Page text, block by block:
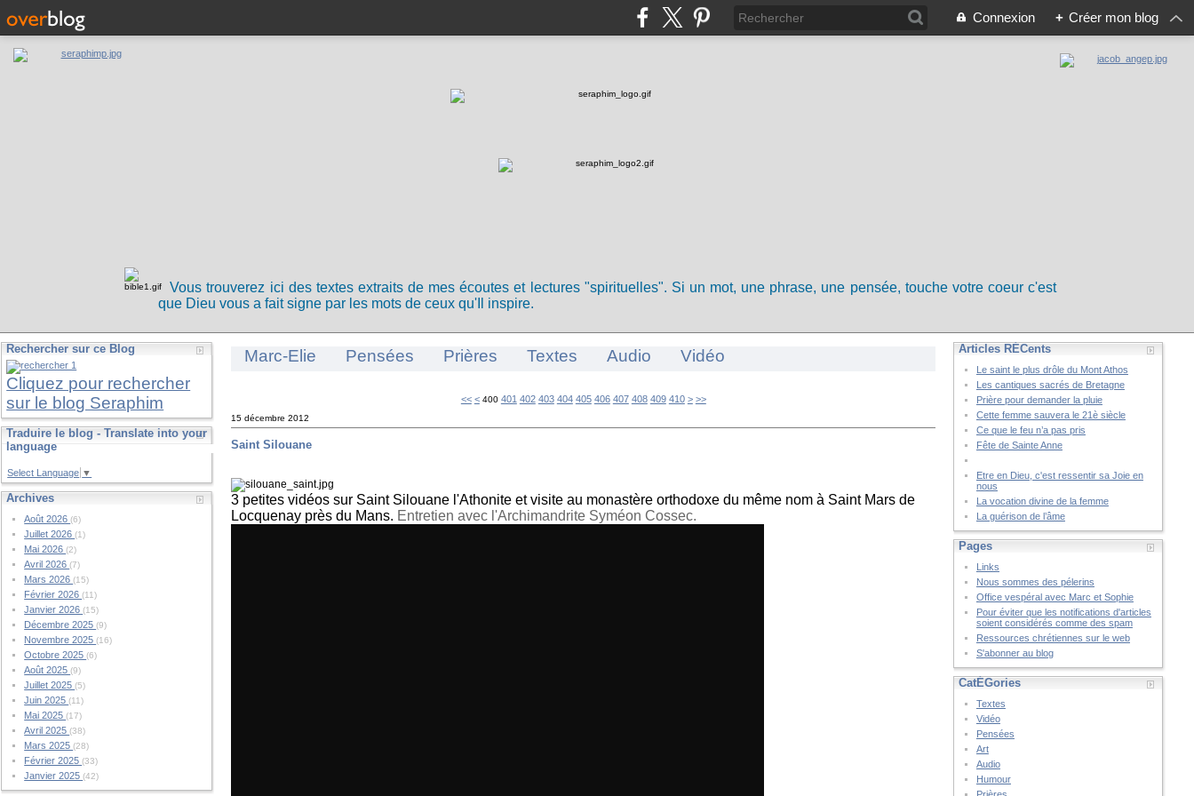
Connexion + Créer mon blog
Vous trouverez ici des textes extraits de mes écoutes et lectures "spirituelles". Si un mot, une phrase, une pensée, touche votre coeur c'est
que Dieu vous a fait signe par les mots de ceux qu'Il inspire.
Rechercher sur ce Blog
Cliquez pour rechercher
sur le blog Seraphim
Traduire le blog - Translate into your
language
Select Language ▼
Archives
Août 2026(6)
Juillet 2026(1)
Mai 2026(2)
Avril 2026(7)
Mars 2026(15)
Février 2026(11)
Janvier 2026(15)
Décembre 2025(9)
Novembre 2025(16)
Octobre 2025(6)
Août 2025(9)
Juillet 2025(5)
Juin 2025(11)
Mai 2025(17)
Avril 2025(38)
Mars 2025(28)
Février 2025(33)
Janvier 2025(42)
Marc-Elie Pensées Prières Textes Audio Vidéo
<< < 400 401 402 403 404 405 406 407 408 409 410 420
430
440
450
460
> >>
15 décembre 2012
Saint Silouane
3 petites vidéos sur Saint Silouane l'Athonite et visite au monastère orthodoxe du même nom à Saint Mars de
Locquenay près du Mans. Entretien avec l'Archimandrite Syméon Cossec.
Articles RÉCents
Le saint le plus drôle du Mont Athos
Les cantiques sacrés de Bretagne
Prière pour demander la pluie
Cette femme sauvera le 21è siècle
Ce que le feu n’a pas pris
Fête de Sainte Anne
Etre en Dieu, c'est ressentir sa Joie en
nous
La vocation divine de la femme
La guérison de l’âme
Pages
Links
Nous sommes des pélerins
Office vespéral avec Marc et Sophie
Pour éviter que les notifications d'articles
soient considérés comme des spam
Ressources chrétiennes sur le web
S'abonner au blog
CatÉGories
Textes
Vidéo
Pensées
Art
Audio
Humour